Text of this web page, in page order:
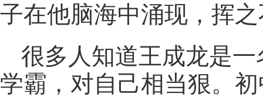
子在他脑海中涌现，挥
很多人知道王成龙是
学霸，对自己相当狠。